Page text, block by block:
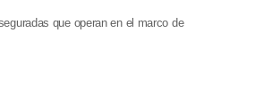
que operan en el marco de